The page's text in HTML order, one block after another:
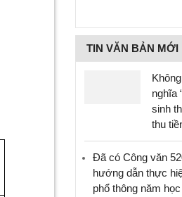
TIN VĂN BẢN MỚI
nghĩa
sinh
thu
Đã có Công văn
hướng dẫn thực
phổ thông năm